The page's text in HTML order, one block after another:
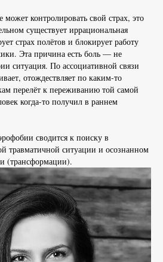
может контролировать свой страх, это
существует иррациональная
страх полётов и блокирует работу
Эта причина есть боль — не
ситуация. По ассоциативной связи
отождествляет по каким-то
перелёт к переживанию той самой
когда-то получил в раннем
сводится к поиску в
травматичной ситуации и осознанном
(трансформации).